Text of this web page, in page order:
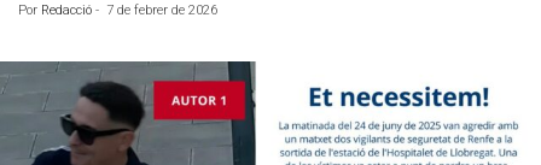
Por Redacció - 7 de febrer de 2026